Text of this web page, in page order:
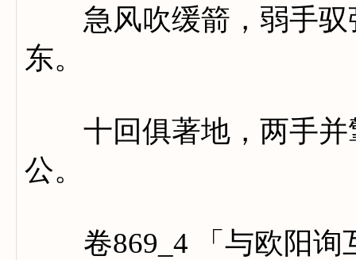
急风吹缓箭，弱手驭
东。
十回俱著地，两手并
公。
卷869_4 「与欧阳询